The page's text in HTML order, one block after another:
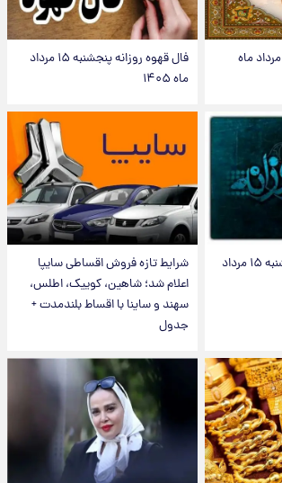
فال حافظ پنجشنبه ۱۵ مرداد ماه
فال قهوه روزانه پنجشنبه ۱۵ مرداد
ماه ۱۴۰۵
فال روزانه واقعی پنجشنبه ۱۵ مرداد
شرایط تازه فروش اقساطی سایپا
اعلام شد؛ شاهین، کوییک، اطلس،
سهند و ساینا با اقساط بلندمدت +
جدول